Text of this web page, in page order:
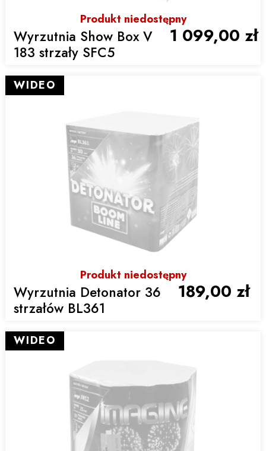
Produkt niedostępny
Wyrzutnia Show Box V
183 strzały SFC5
1 099,00 zł
Produkt niedostępny
Wyrzutnia Detonator 36
strzałów BL361
189,00 zł
WIDEO
WIDEO